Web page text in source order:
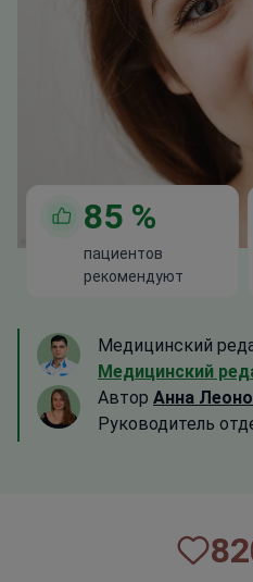
85 %
пациентов
рекомендуют
Медицинский
Медицинский
Автор Анна
Руководитель